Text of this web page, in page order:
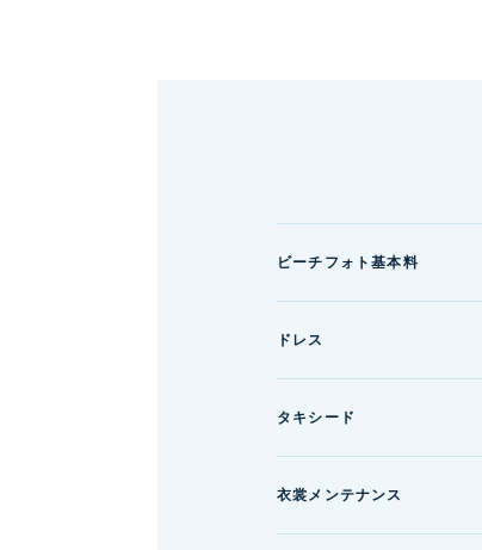
ビーチフォト基本料
ドレス
タキシード
衣裳メンテナンス